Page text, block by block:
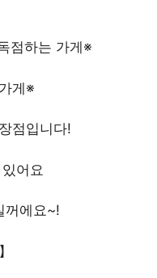
점하는 가게※
게※
점입니다!
어요
꺼에요~!